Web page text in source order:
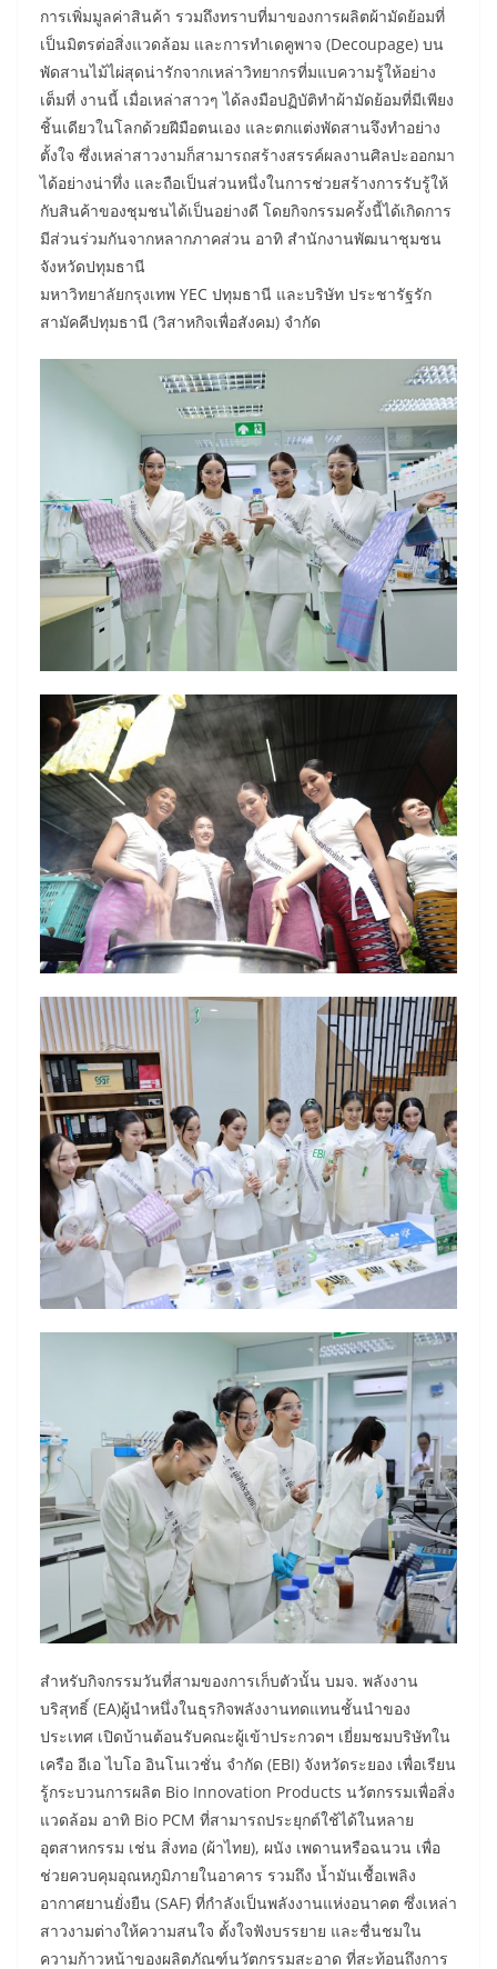
การเพิ่มมูลค่าสินค้า รวมถึงทราบที่มาของการผลิตผ้ามัดย้อมที่
เป็นมิตรต่อสิ่งแวดล้อม และการทำเดคูพาจ (Decoupage) บน
พัดสานไม้ไผ่สุดน่ารักจากเหล่าวิทยากรที่มแบความรู้ให้อย่าง
เต็มที่ งานนี้ เมื่อเหล่าสาวๆ ได้ลงมือปฏิบัติทำผ้ามัดย้อมที่มีเพียง
ชิ้นเดียวในโลกด้วยฝีมือตนเอง และตกแต่งพัดสานจึงทำอย่าง
ตั้งใจ ซึ่งเหล่าสาวงามก็สามารถสร้างสรรค์ผลงานศิลปะออกมา
ได้อย่างน่าทึ่ง และถือเป็นส่วนหนึ่งในการช่วยสร้างการรับรู้ให้
กับสินค้าของชุมชนได้เป็นอย่างดี โดยกิจกรรมครั้งนี้ได้เกิดการ
มีส่วนร่วมกันจากหลากภาคส่วน อาทิ สำนักงานพัฒนาชุมชน
จังหวัดปทุมธานี
มหาวิทยาลัยกรุงเทพ YEC ปทุมธานี และบริษัท ประชารัฐรัก
สามัคคีปทุมธานี (วิสาหกิจเพื่อสังคม) จำกัด
สำหรับกิจกรรมวันที่สามของการเก็บตัวนั้น บมจ. พลังงาน
บริสุทธิ์ (EA)ผู้นำหนึ่งในธุรกิจพลังงานทดแทนชั้นนำของ
ประเทศ เปิดบ้านต้อนรับคณะผู้เข้าประกวดฯ เยี่ยมชมบริษัทใน
เครือ อีเอ ไบโอ อินโนเวชั่น จำกัด (EBI) จังหวัดระยอง เพื่อเรียน
รู้กระบวนการผลิต Bio Innovation Products นวัตกรรมเพื่อสิ่ง
แวดล้อม อาทิ Bio PCM ที่สามารถประยุกต์ใช้ได้ในหลาย
อุตสาหกรรม เช่น สิ่งทอ (ผ้าไทย), ผนัง เพดานหรือฉนวน เพื่อ
ช่วยควบคุมอุณหภูมิภายในอาคาร รวมถึง น้ำมันเชื้อเพลิง
อากาศยานยั่งยืน (SAF) ที่กำลังเป็นพลังงานแห่งอนาคต ซึ่งเหล่า
สาวงามต่างให้ความสนใจ ตั้งใจฟังบรรยาย และชื่นชมใน
ความก้าวหน้าของผลิตภัณฑ์นวัตกรรมสะอาด ที่สะท้อนถึงการ